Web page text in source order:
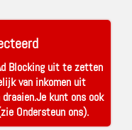
Blocking uit te zetten
van inkomen uit
kunt ons ook
Ondersteun ons).